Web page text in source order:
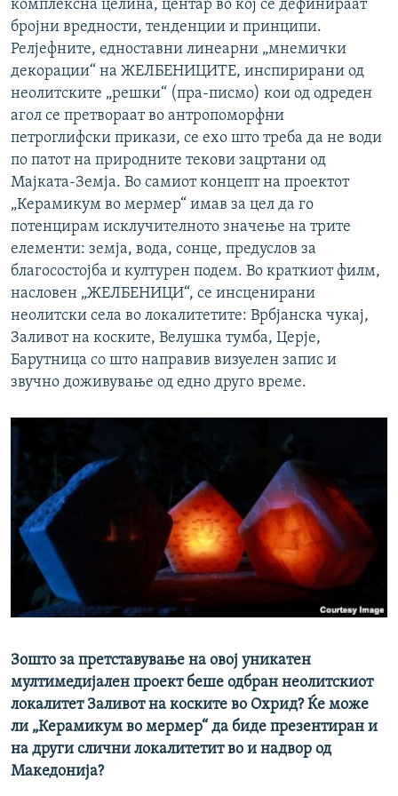
комплексна целина, центар во кој се дефинираат
бројни вредности, тенденции и принципи.
Релјефните, едноставни линеарни „мнемички
декорации“ на ЖЕЛБЕНИЦИТЕ, инспирирани од
неолитските „решки“ (пра-писмо) кои од одреден
агол се претвораат во антропоморфни
петроглифски прикази, се ехо што треба да не води
по патот на природните текови зацртани од
Мајката-Земја. Во самиот концепт на проектот
„Керамикум во мермер“ имав за цел да го
потенцирам исклучителното значење на трите
елементи: земја, вода, сонце, предуслов за
благосостојба и културен подем. Во краткиот филм,
насловен „ЖЕЛБЕНИЦИ“, се инсценирани
неолитски села во локалитетите: Врбјанска чукај,
Заливот на коските, Велушка тумба, Церје,
Барутница со што направив визуелен запис и
звучно доживување од едно друго време.
Зошто за претставување на овој уникатен
мултимедијален проект беше одбран неолитскиот
локалитет Заливот на коските во Охрид? Ќе може
ли „Керамикум во мермер“ да биде презентиран и
на други слични локалитетит во и надвор од
Македонија?